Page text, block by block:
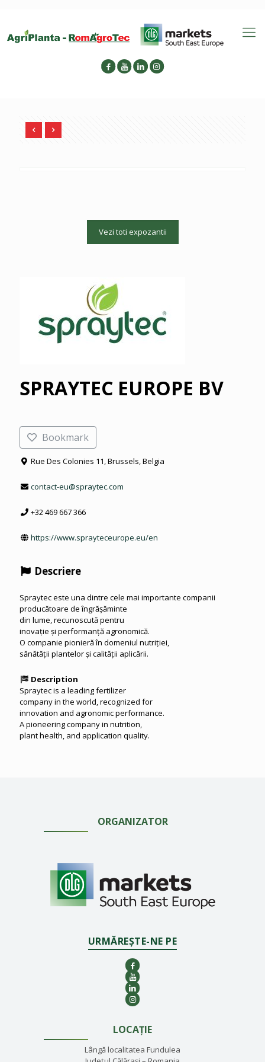
Vezi toti expozantii
SPRAYTEC EUROPE BV
Bookmark
Rue Des Colonies 11, Brussels, Belgia
contact-eu@spraytec.com
+32 469 667 366
https://www.sprayteceurope.eu/en
Descriere
Spraytec este una dintre cele mai importante companii
producătoare de îngrășăminte
din lume, recunoscută pentru
inovație și performanță agronomică.
O companie pionieră în domeniul nutriției,
sănătății plantelor și calității aplicării.
Description
Spraytec is a leading fertilizer
company in the world, recognized for
innovation and agronomic performance.
A pioneering company in nutrition,
plant health, and application quality.
ORGANIZATOR
URMĂREȘTE-NE PE
LOCAȚIE
Lângă localitatea Fundulea